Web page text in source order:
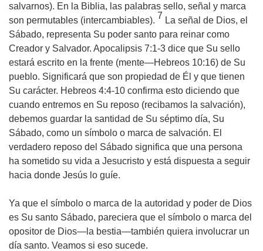
salvarnos). En la Biblia, las palabras sello, señal y marca
son permutables (intercambiables). 7 La señal de Dios, el
Sábado, representa Su poder santo para reinar como
Creador y Salvador. Apocalipsis 7:1-3 dice que Su sello
estará escrito en la frente (mente—Hebreos 10:16) de Su
pueblo. Significará que son propiedad de Él y que tienen
Su carácter. Hebreos 4:4-10 confirma esto diciendo que
cuando entremos en Su reposo (recibamos la salvación),
debemos guardar la santidad de Su séptimo día, Su
Sábado, como un símbolo o marca de salvación. El
verdadero reposo del Sábado significa que una persona
ha sometido su vida a Jesucristo y está dispuesta a seguir
hacia donde Jesús lo guíe.
Ya que el símbolo o marca de la autoridad y poder de Dios
es Su santo Sábado, pareciera que el símbolo o marca del
opositor de Dios—la bestia—también quiera involucrar un
día santo. Veamos si eso sucede.